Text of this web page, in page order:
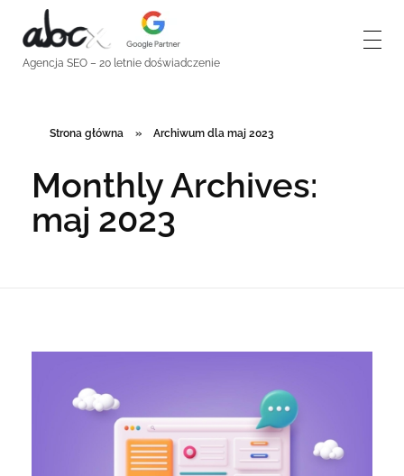
abcx - pozycjonowanie stron
Agencja SEO
Agencja SEO – 20 letnie doświadczenie
Strona główna » Archiwum dla maj 2023
Monthly Archives:
maj 2023